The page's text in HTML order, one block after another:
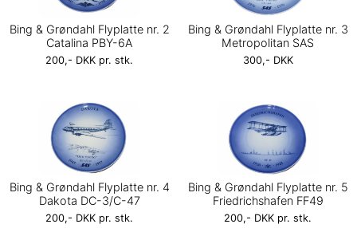
Bing & Grøndahl Flyplatte nr. 2
Catalina PBY-6A
200,- DKK pr. stk.
Bing & Grøndahl Flyplatte nr. 3
Metropolitan SAS
300,- DKK
Bing & Grøndahl Flyplatte nr. 4
Dakota DC-3/C-47
200,- DKK pr. stk.
Bing & Grøndahl Flyplatte nr. 5
Friedrichshafen FF49
200,- DKK pr. stk.